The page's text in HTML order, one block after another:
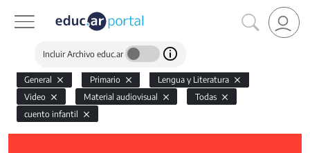
Incluir Archivo educ.ar
General Primario
Lengua y Literatura
Video
Material audiovisual
Todas
cuento infantil